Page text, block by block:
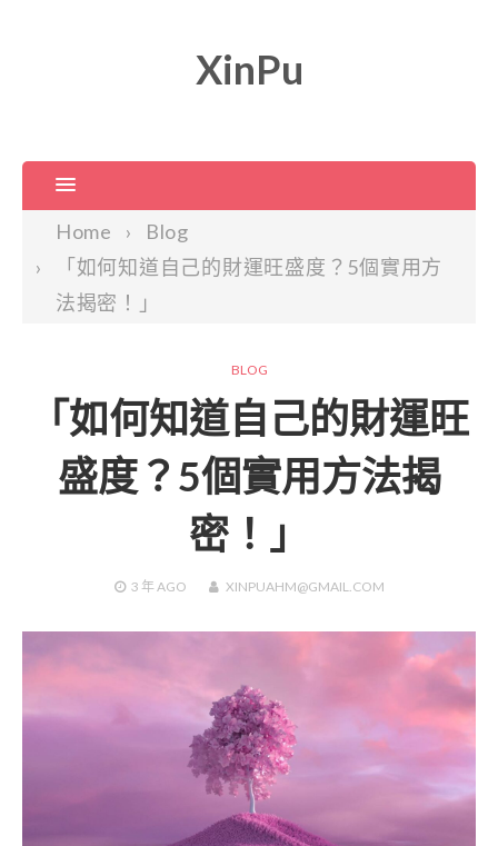
XinPu
Home
Blog
「如何知道自己的財運旺盛度？5個實用方
法揭密！」
BLOG
「如何知道自己的財運旺
盛度？5個實用方法揭
密！」
3 年AGO XINPUAHM@GMAIL.COM